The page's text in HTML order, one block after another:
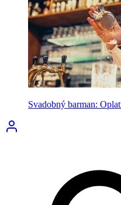
Svadobný barman: